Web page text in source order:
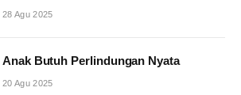
28 Agu 2025
Anak Butuh Perlindungan Nyata
20 Agu 2025